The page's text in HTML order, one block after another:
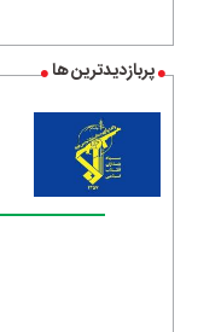
پربازدیدترین ها